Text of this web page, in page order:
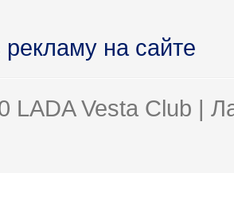
рекламу на сайте
LADA Vesta Club |